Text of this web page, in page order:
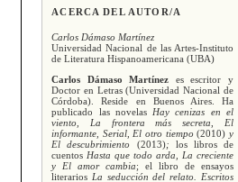
ACERCA DEL AUTOR/A
Carlos Dámaso Martínez
Universidad Nacional de las Artes-Instituto
de Literatura Hispanoamericana (UBA)
Carlos Dámaso Martínez es escritor y
Doctor en Letras (Universidad Nacional de
Córdoba). Reside en Buenos Aires. Ha
publicado las novelas Hay cenizas en el
viento, La frontera más secreta
El
informante, Serial, El otro tiempo (2010) y
El descubrimiento
(2013); los libros de
cuentos Hasta que todo arda, La creciente
y El amor cambia; el libro de ensayos
literarios La seducción del relato. Escritos